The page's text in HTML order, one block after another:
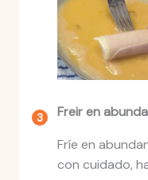
Freir en
Fríe en
con cuidado,